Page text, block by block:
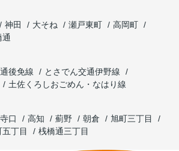
神田 大そね 瀬戸東町
高岡町
通
後免線
とさでん交通伊野線
土佐くろしおごめん・なはり線
口 高知 薊野 朝倉
旭町三丁目
五丁目 桟橋通三丁目